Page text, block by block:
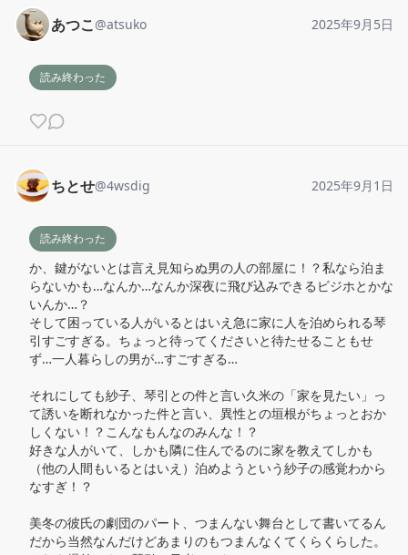
あつこ@atsuko 2025年9月5日
読み終わった
ちとせ@4wsdig 2025年9月1日
読み終わった
か、鍵がないとは言え見知らぬ男の人の部屋に！？私なら泊ま
らないかも…なんか…なんか深夜に飛び込みできるビジホとかな
いんか…？
そして困っている人がいるとはいえ急に家に人を泊められる琴
引すごすぎる。ちょっと待ってくださいと待たせることもせ
ず…一人暮らしの男が…すごすぎる…
それにしても紗子、琴引との件と言い久米の「家を見たい」っ
て誘いを断れなかった件と言い、異性との垣根がちょっとおか
しくない！？こんなもんなのみんな！？
好きな人がいて、しかも隣に住んでるのに家を教えてしかも
（他の人間もいるとはいえ）泊めようという紗子の感覚わから
なすぎ！？
美冬の彼氏の劇団のパート、つまんない舞台として書いてるん
だから当然なんだけどあまりのもつまんなくてくらくらした。